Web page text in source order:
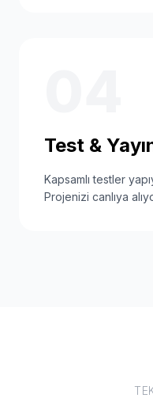
Test &
Kapsamlı testler
Projenizi canlıya